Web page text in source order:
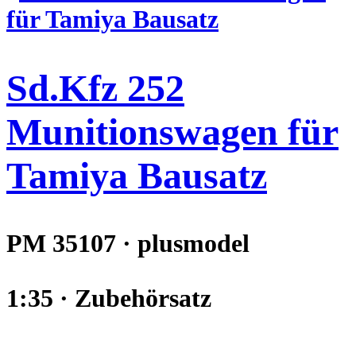
Sd.Kfz 252
Munitionswagen für
Tamiya Bausatz
PM 35107 · plusmodel
1:35 · Zubehörsatz